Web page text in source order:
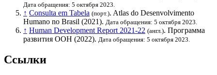
Дата обращения: 5 октября 2023.
↑ Consulta em Tabela (порт.). Atlas do Desenvolvimento
Humano no Brasil (2021). Дата обращения: 5 октября 2023.
↑ Human Development Report 2021-22 (англ.). Программа
развития ООН (2022). Дата обращения: 5 октября 2023.
Ссылки